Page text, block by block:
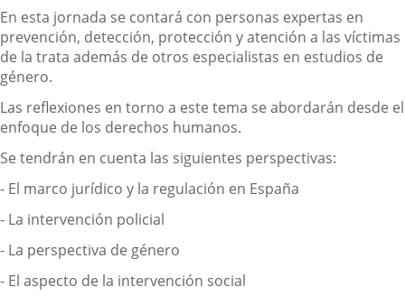
En esta jornada se contará con personas expertas en
prevención, detección, protección y atención a las víctimas
de la trata además de otros especialistas en estudios de
género.
Las reflexiones en torno a este tema se abordarán desde el
enfoque de los derechos humanos.
Se tendrán en cuenta las siguientes perspectivas:
- El marco jurídico y la regulación en España
- La intervención policial
- La perspectiva de género
- El aspecto de la intervención social